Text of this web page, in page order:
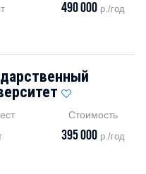
490 000 р./год
Стоимость
395 000 р./год